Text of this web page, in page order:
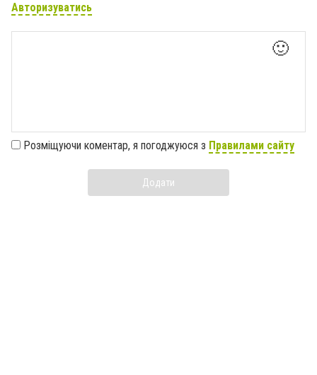
Авторизуватись
🙂
Розміщуючи коментар, я погоджуюся з Правилами сайту
Додати